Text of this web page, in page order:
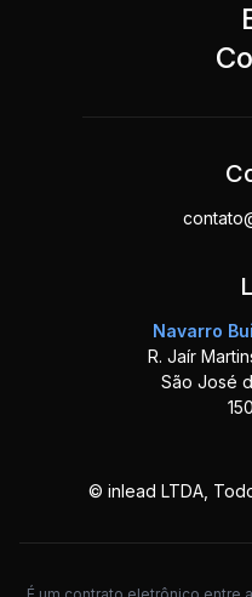
Navarro
R. Jaír
São José
© inlead LTDA,